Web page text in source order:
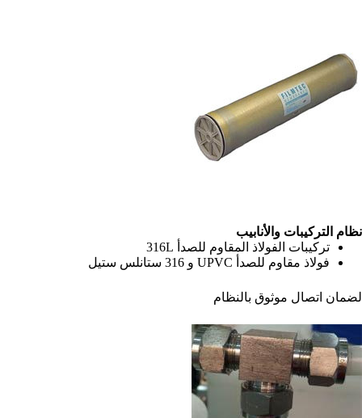
نظام التركيبات والأنابيب
تركيبات الفولاذ المقاوم للصدأ 316L
فولاذ مقاوم للصدأ UPVC و 316 ستانلس ستيل
لضمان اتصال موثوق بالنظام